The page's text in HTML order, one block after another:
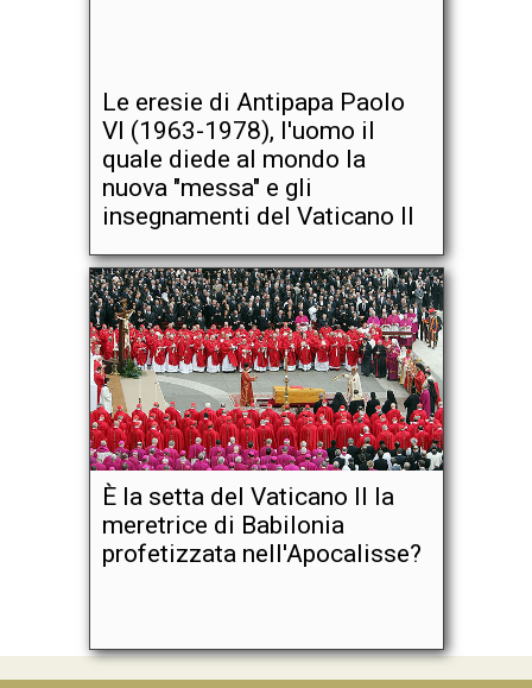
Le eresie di Antipapa Paolo
VI (1963-1978), l'uomo il
quale diede al mondo la
nuova "messa" e gli
insegnamenti del Vaticano II
È la setta del Vaticano II la
meretrice di Babilonia
profetizzata nell'Apocalisse?